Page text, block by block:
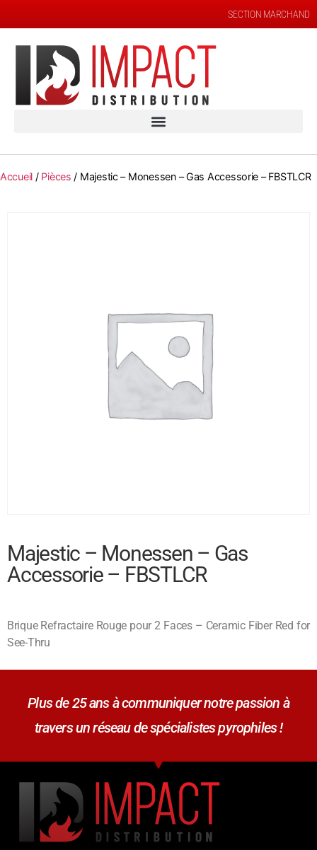
SECTION MARCHAND
Accueil / Pièces / Majestic – Monessen – Gas Accessorie – FBSTLCR
Majestic – Monessen – Gas
Accessorie – FBSTLCR
Brique Refractaire Rouge pour 2 Faces – Ceramic Fiber Red for
See-Thru
Plus de 25 ans à communiquer notre passion à
travers un réseau de spécialistes pyrophiles !